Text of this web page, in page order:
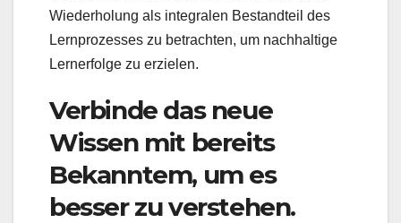
Wiederholung als integralen Bestandteil des
Lernprozesses zu betrachten, um nachhaltige
Lernerfolge zu erzielen.
Verbinde das neue
Wissen mit bereits
Bekanntem, um es
besser zu verstehen.